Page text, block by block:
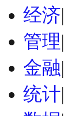
经济|
管理|
金融|
统计|